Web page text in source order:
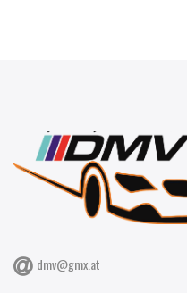
dmv@gmx.at